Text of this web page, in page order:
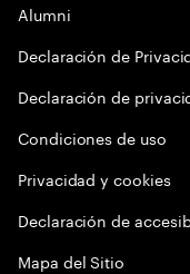
Alumni
Declaración de
Declaración de
Condiciones de uso
Privacidad y cookies
Declaración de
Mapa del Sitio